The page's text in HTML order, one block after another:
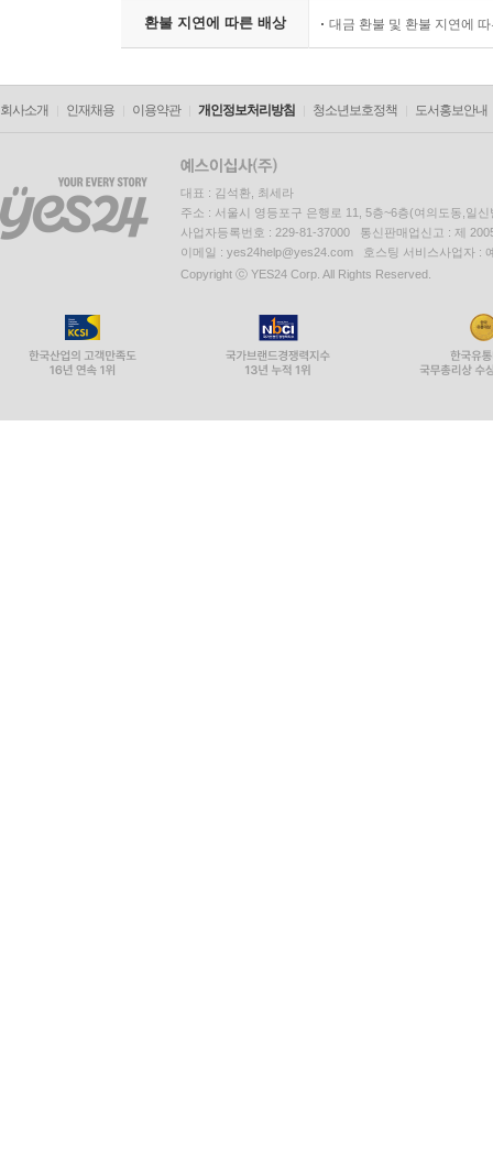
환불 지연에 따른 배상 대금 환불 및 환불 지연에
회사소개 인재채용 이용약관 개인정보처리방침 청소년보호정책 도서홍보안내
대표 : 김석환, 최세라
주소 : 서울시 영등포구 은행로 11, 5층~6층(여의도동,일신
사업자등록번호 : 229-81-37000 통신판매업신고 : 제
이메일 : yes24help@yes24.com 호스팅 서비스사업자 :
Copyright ⓒ YES24 Corp. All Rights Reserved.